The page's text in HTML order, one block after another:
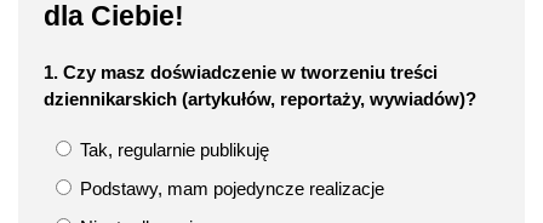
dla Ciebie!
1. Czy masz doświadczenie w tworzeniu treści
dziennikarskich (artykułów, reportaży, wywiadów)?
Tak, regularnie publikuję
Podstawy, mam pojedyncze realizacje